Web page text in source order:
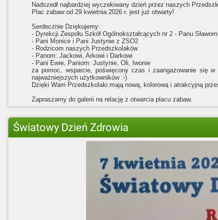
Nadszedł najbardziej wyczekiwany dzień przez naszych
Plac zabaw od 29 kwietnia 2026 r. jest już otwarty!
Serdecznie Dziękujemy:
- Dyrekcji Zespołu Szkół Ogólnokształcących nr 2 - Panu
- Pani Monice i Pani Justynie z ZSO2
- Rodzicom naszych Przedszkolaków
- Panom: Jackowi, Arkowi i Darkowi
- Pani Ewie, Paniom: Justynie, Oli, Iwonie
za pomoc, wsparcie, poświęcony czas i zaangażowanie się
najważniejszych użytkowników :-)
Dzięki Wam Przedszkolaki mają nową, kolorową i atrakcyjną
Zapraszamy do galerii na relację z otwarcia placu zabaw.
Światowy Dzień Zdrowia